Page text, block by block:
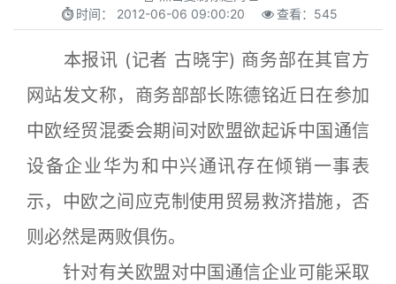
时间： 2012-06-06 09:00:20 查看： 545
本报讯 (记者 古晓宇) 商务部在其官方
网站发文称，商务部部长陈德铭近日在参加
中欧经贸混委会期间对欧盟欲起诉中国通信
设备企业华为和中兴通讯存在倾销一事表
示，中欧之间应克制使用贸易救济措施，否
则必然是两败俱伤。
针对有关欧盟对中国通信企业可能采取